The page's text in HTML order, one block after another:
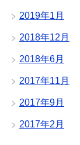
2019年1月
2018年12月
2018年6月
2017年11月
2017年9月
2017年2月